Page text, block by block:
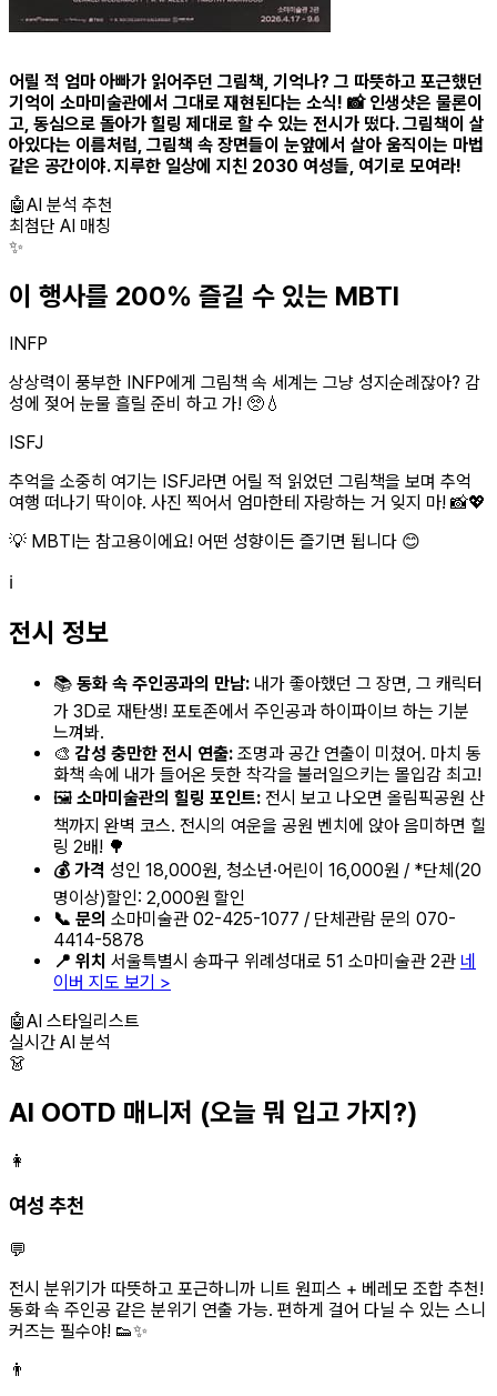
어릴 적 엄마 아빠가 읽어주던 그림책, 기억나? 그 따뜻하고 포근했던
기억이 소마미술관에서 그대로 재현된다는 소식! 📸 인생샷은 물론이
고, 동심으로 돌아가 힐링 제대로 할 수 있는 전시가 떴다. 그림책이 살
아있다는 이름처럼, 그림책 속 장면들이 눈앞에서 살아 움직이는 마법
같은 공간이야. 지루한 일상에 지친 2030 여성들, 여기로 모여라!
🤖AI 분석 추천
최첨단 AI 매칭
✨
이 행사를 200% 즐길 수 있는 MBTI
INFP
상상력이 풍부한 INFP에게 그림책 속 세계는 그냥 성지순례잖아? 감
성에 젖어 눈물 흘릴 준비 하고 가! 🥺💧
ISFJ
추억을 소중히 여기는 ISFJ라면 어릴 적 읽었던 그림책을 보며 추억
여행 떠나기 딱이야. 사진 찍어서 엄마한테 자랑하는 거 잊지 마! 📸💖
💡 MBTI는 참고용이에요! 어떤 성향이든 즐기면 됩니다 😊
ℹ️
전시 정보
📚 동화 속 주인공과의 만남: 내가 좋아했던 그 장면, 그 캐릭터
가 3D로 재탄생! 포토존에서 주인공과 하이파이브 하는 기분
느껴봐.
🎨감성 충만한 전시 연출: 조명과 공간 연출이 미쳤어. 마치 동
화책 속에 내가 들어온 듯한 착각을 불러일으키는 몰입감 최고!
🖼️ 소마미술관의 힐링 포인트: 전시 보고 나오면 올림픽공원 산
책까지 완벽 코스. 전시의 여운을 공원 벤치에 앉아 음미하면 힐
링 2배! 🌳
💰 가격 성인 18,000원, 청소년·어린이 16,000원 / *단체(20
명이상)할인: 2,000원 할인
📞 문의 소마미술관 02-425-1077 / 단체관람 문의 070-
4414-5878
📍 위치 서울특별시 송파구 위례성대로 51 소마미술관 2관 네
이버 지도 보기 >
🤖AI 스타일리스트
실시간 AI 분석
👗
AI OOTD 매니저 (오늘 뭐 입고 가지?)
👩
여성 추천
💬
전시 분위기가 따뜻하고 포근하니까 니트 원피스 + 베레모 조합 추천!
동화 속 주인공 같은 분위기 연출 가능. 편하게 걸어 다닐 수 있는 스니
커즈는 필수야! 👟✨
👨